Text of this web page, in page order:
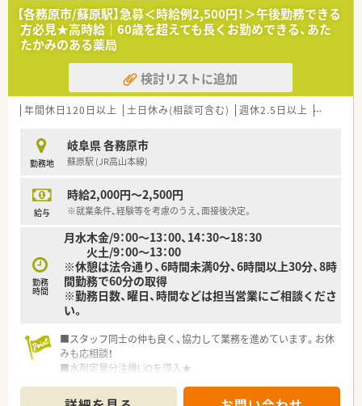
＼ こんなところに注力しています ／
■薬局・薬剤師の質の向上、医学・薬学への寄与、
さらに地域住民の健康増進のため、
所属薬剤師が学会発表を積極的に行っています。
■キャリアアップに必要な研修環境の提供や、
必要な資格取得に向けた指導・支援を行っています。
■薬だけでなく、生活に必要な商品も豊富に取り揃えています。
訪問看護師・ケアマネジャーとも連携を取り、
患者様やご家族のサポートにも注力！
【各務原市/蘇原駅】急募＜時給例2,500円！＞午後勤務できる
方必見★高時給｜60歳を超えても長くお勤めできる、あた
たかみのある薬局
検討リストに追加
年間休日120日以上 土日休み(相談可含む) 週休2.5日以上 週32h以
勤務地
岐阜県 各務原市
蘇原駅 (JR高山本線)
給与
時給2,000円～2,500円
※就業条件、経験等を考慮のうえ、面接後決定。
勤務
時間
月水木金/9：00～13：00、14：30～18：30
火土/9：00～13：00
※休憩は法令通り、6時間未満0分、6時間以上30分、8時
間勤務で60分の取得
※勤務日数、曜日、時間などは担当営業にご相談くださ
い。
■スタッフ同士の仲も良く、協力して業務を進めています。お休
みも応相談！
■水剤定量分注機LiQを導入★
薬局です。